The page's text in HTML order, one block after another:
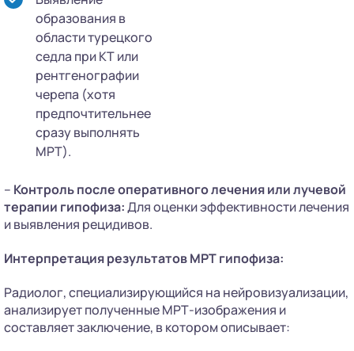
образования в
области турецкого
седла при КТ или
рентгенографии
черепа (хотя
предпочтительнее
сразу выполнять
МРТ).
– Контроль после оперативного лечения или лучевой
терапии гипофиза:Для оценки эффективности лечения
и выявления рецидивов.
Интерпретация результатов МРТ гипофиза:
Радиолог, специализирующийся на нейровизуализации,
анализирует полученные МРТ-изображения и
составляет заключение, в котором описывает: